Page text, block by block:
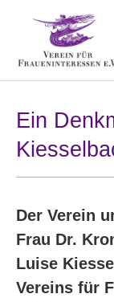
Ein
Der Verein
Frau Dr.
Luise
Vereins für